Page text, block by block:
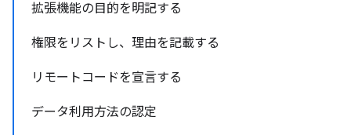
拡張機能の目的を明記する
権限をリストし、理由を記載する
リモートコードを宣言する
データ利用方法の認定